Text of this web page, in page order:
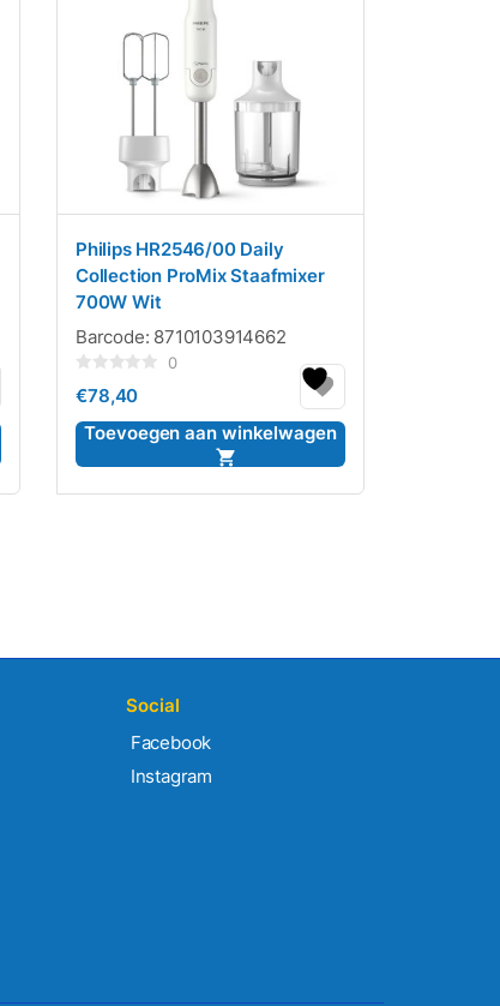
Philips HR2546/00 Daily
Collection ProMix Staafmixer
700W Wit
Barcode: 8710103914662
0
5
0
€78,40
Toevoegen aan winkelwagen
Social
Facebook
Instagram